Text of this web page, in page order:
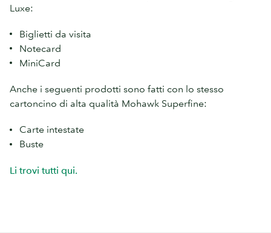
Luxe:
Biglietti da visita
Notecard
MiniCard
Anche i seguenti prodotti sono fatti con lo stesso
cartoncino di alta qualità Mohawk Superfine:
Carte intestate
Buste
Li trovi tutti qui.